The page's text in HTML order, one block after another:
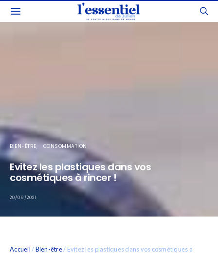
BIEN-ÊTRE CONSOMMATION
Evitez les plastiques dans vos
cosmétiques à rincer !
20/09/2021
Accueil/Bien-être/ Evitez les plastiques dans vos cosmétiques à